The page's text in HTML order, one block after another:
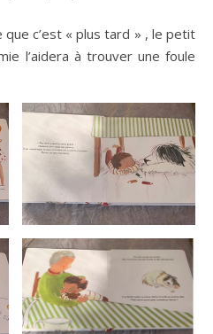
que c’est « plus tard » , le petit
l’aidera à trouver une foule